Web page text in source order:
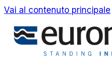
Vai al contenuto principale